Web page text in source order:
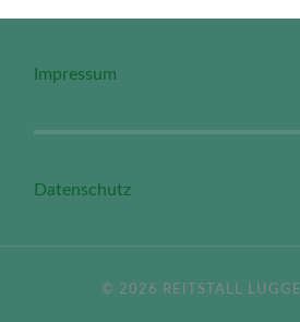
Impressum
Datenschutz
© 2026 REITSTALL LUGGE